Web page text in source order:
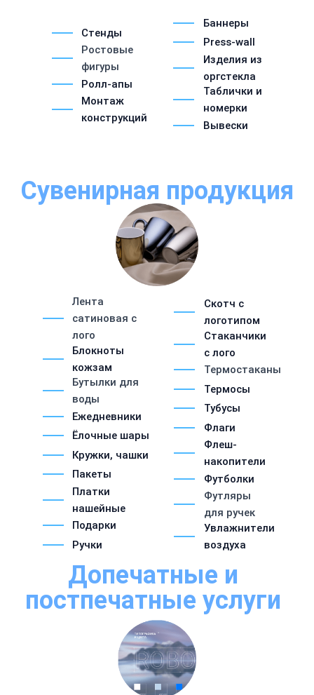
Стенды
Ростовые
фигуры
Ролл-апы
Монтаж
конструкций
Баннеры
Press-wall
Изделия из
оргстекла
Таблички и
номерки
Вывески
Сувенирная продукция
Лента
сатиновая с
лого
Блокноты
кожзам
Бутылки для
воды
Ежедневники
Ёлочные шары
Кружки, чашки
Пакеты
Платки
нашейные
Подарки
Ручки
Скотч с
логотипом
Стаканчики
с лого
Термостаканы
Термосы
Тубусы
Флаги
Флеш-
накопители
Футболки
Футляры
для ручек
Увлажнители
воздуха
Допечатные и
постпечатные услуги